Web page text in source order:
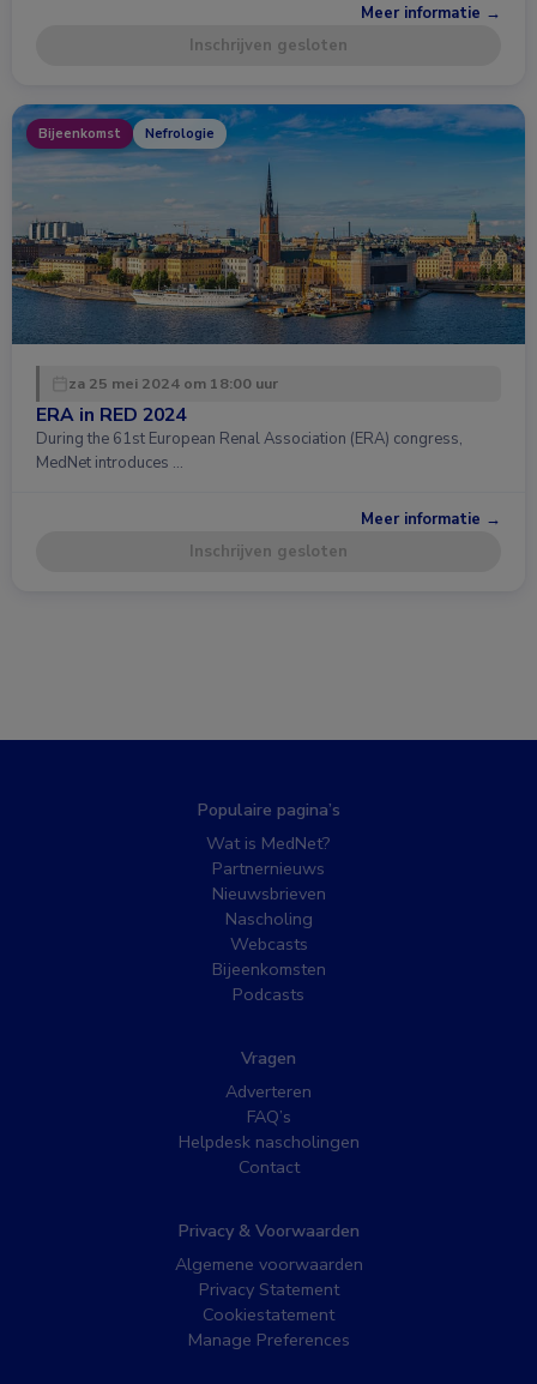
Meer informatie →
Inschrijven gesloten
Bijeenkomst Nefrologie
za 25 mei 2024 om 18:00 uur
ERA in RED 2024
During the 61st European Renal Association (ERA) congress,
MedNet introduces …
Meer informatie →
Inschrijven gesloten
Populaire pagina’s
Wat is MedNet?
Partnernieuws
Nieuwsbrieven
Nascholing
Webcasts
Bijeenkomsten
Podcasts
Vragen
Adverteren
FAQ’s
Helpdesk nascholingen
Contact
Privacy & Voorwaarden
Algemene voorwaarden
Privacy Statement
Cookiestatement
Manage Preferences